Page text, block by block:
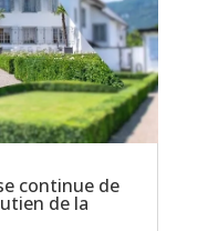
continue de
de la